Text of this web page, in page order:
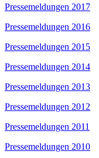
Pressemeldungen 2017
Pressemeldungen 2016
Pressemeldungen 2015
Pressemeldungen 2014
Pressemeldungen 2013
Pressemeldungen 2012
Pressemeldungen 2011
Pressemeldungen 2010